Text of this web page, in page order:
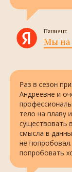
Пациент
Мы на
Раз в сезон
Андреевне и
тело на плаву
существовать
смысла в
не
попробовать